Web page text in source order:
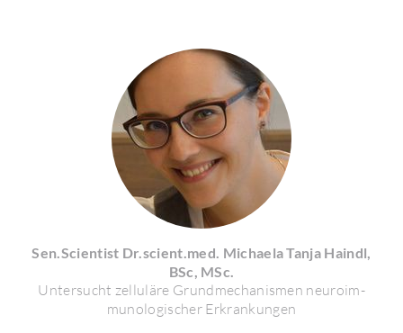
Sen.Scien­tist Dr.scient.med. Michaela Tanja Haindl,
BSc, MSc.
Unter­sucht zellu­läre Grund­me­cha­nismen neuro­im­
muno­lo­gi­scher Erkran­kungen